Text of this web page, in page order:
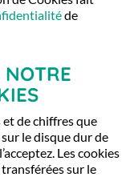
de
de chiffres que
le disque dur de
Les cookies
sur le